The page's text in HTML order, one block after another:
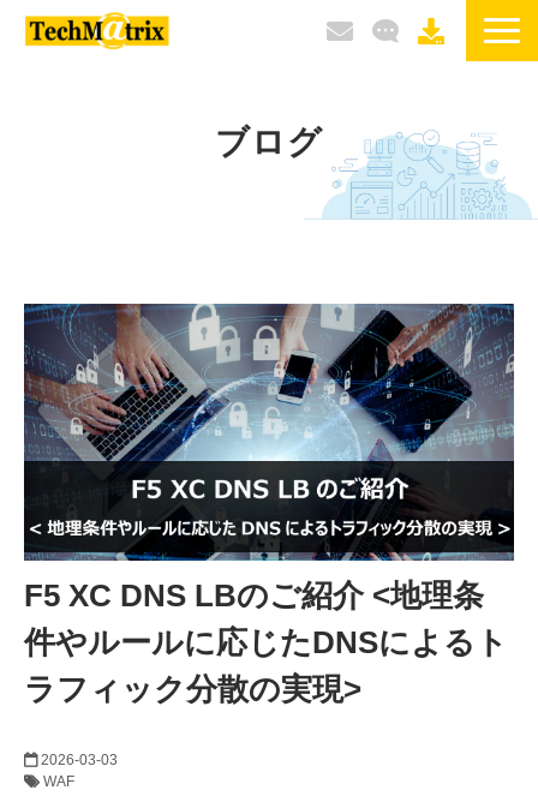
選ばれる理由
ブログ
イベント / セミナー
ブログ
F5 XC DNS LBのご紹介 <地理条
件やルールに応じたDNSによるト
ラフィック分散の実現>
2026-03-03
WAF